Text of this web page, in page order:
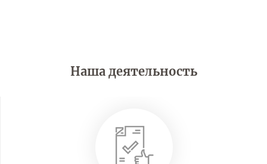
Наша деятельность